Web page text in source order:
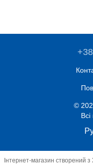
©
Інтернет-магазин створений